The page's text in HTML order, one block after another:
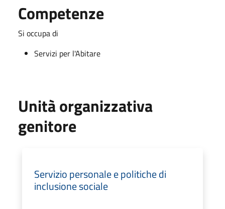
Competenze
Si occupa di
Servizi per l'Abitare
Unità organizzativa
genitore
Servizio personale e politiche di
inclusione sociale